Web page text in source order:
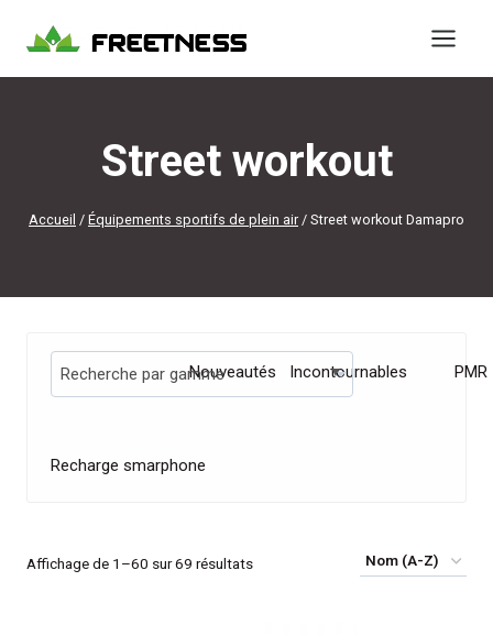
Street workout
Accueil / Équipements sportifs de plein air / Street workout Damapro
Recherche par gammeNouveautés Incontournables PMR
Recharge smarphone
Affichage de 1–60 sur 69 résultats